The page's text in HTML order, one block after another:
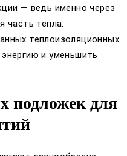
— ведь именно через
часть тепла.
теплоизоляционных
и уменьшить
подложек для